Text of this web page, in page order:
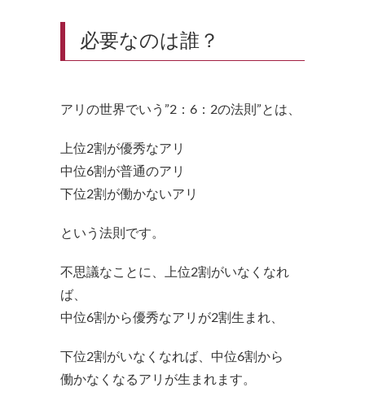
必要なのは誰？
アリの世界でいう”2：6：2の法則”とは、
上位2割が優秀なアリ
中位6割が普通のアリ
下位2割が働かないアリ
という法則です。
不思議なことに、上位2割がいなくなれ
ば、
中位6割から優秀なアリが2割生まれ、
下位2割がいなくなれば、中位6割から
働かなくなるアリが生まれます。